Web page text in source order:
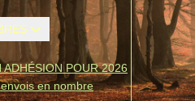
ADHÉSION POUR 2026
en nombre